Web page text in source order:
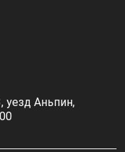
уезд Аньпин,